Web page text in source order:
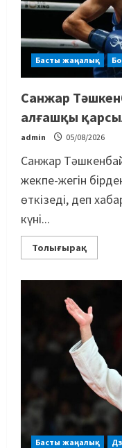
Басты жаңалық
Санжар
алғашқы
admin 05/08/2026
Санжар
жекпе-жегін
өткізеді, деп
күні...
Толығырақ
Басты жаңалық